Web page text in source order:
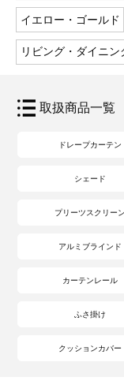
イエロー・ゴールド
リビング・ダイニン
取扱商品一覧
ドレープカーテン
シェード
プリーツスクリーン
アルミブラインド
カーテンレール
ふさ掛け
クッションカバー